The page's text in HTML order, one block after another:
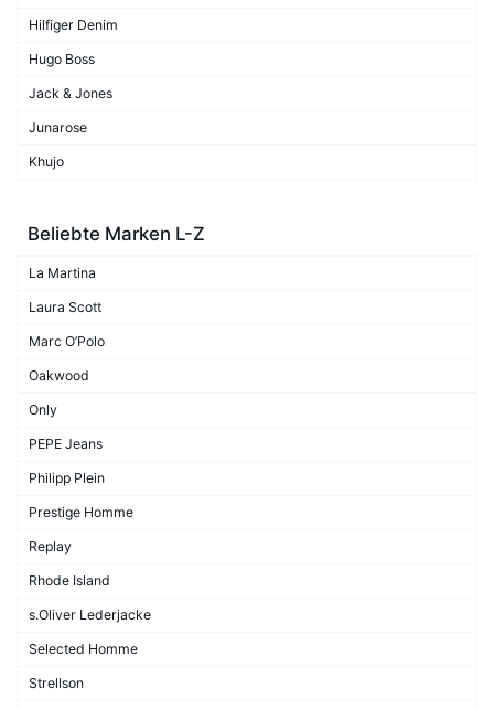
Hilfiger Denim
Hugo Boss
Jack & Jones
Junarose
Khujo
Beliebte Marken L-Z
La Martina
Laura Scott
Marc O’Polo
Oakwood
Only
PEPE Jeans
Philipp Plein
Prestige Homme
Replay
Rhode Island
s.Oliver Lederjacke
Selected Homme
Strellson